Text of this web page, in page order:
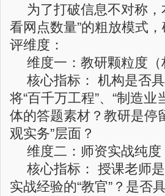
为了打破信息不对称
看网点数量”的粗放模式
评维度：
维度一：教研颗粒度（
核心指标： 机构是否
将“百千万工程”、“制造
体的答题素材？教研是停
观实务”层面？
维度二：师资实战纯度
核心指标： 授课老师
实战经验的“教官”？是否